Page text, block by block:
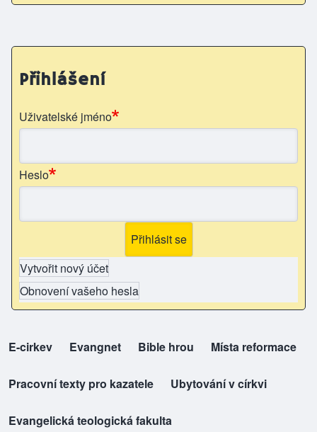
Přihlášení
Uživatelské jméno
Heslo
Vytvořit nový účet
Obnovení vašeho hesla
top-odkazy
E-cirkev
(opens in new tab)
Evangnet
(opens in new tab)Bible hrou
(opens in new tab)Místa reformace
(opens in new tab)
Pracovní texty pro kazatele
(opens in new tab) Ubytování v církvi
(opens in new tab)
Evangelická teologická fakulta
(opens in new tab)